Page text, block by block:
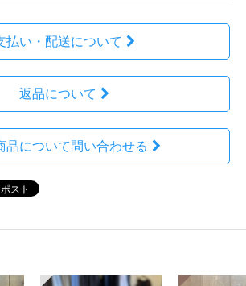
払い・配送について
返品について
品について問い合わせる